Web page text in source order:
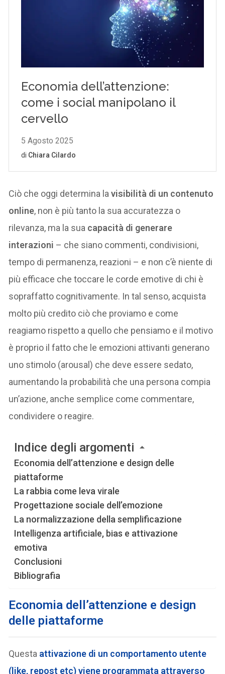
Ciò che oggi determina lavisibilità di un contenuto
online, non è più tanto la sua accuratezza o
rilevanza, ma la sua capacità di generare
interazioni – che siano commenti, condivisioni,
tempo di permanenza, reazioni – e non c’è niente di
più efficace che toccare le corde emotive di chi è
sopraffatto cognitivamente. In tal senso, acquista
molto più credito ciò che proviamo e come
reagiamo rispetto a quello che pensiamo e il motivo
è proprio il fatto che le emozioni attivanti generano
uno stimolo (arousal) che deve essere sedato,
aumentando la probabilità che una persona compia
un’azione, anche semplice come commentare,
condividere o reagire.
Indice degli argomenti
Economia dell’attenzione e design delle
piattaforme
La rabbia come leva virale
Progettazione sociale dell’emozione
La normalizzazione della semplificazione
Intelligenza artificiale, bias e attivazione
emotiva
Conclusioni
Bibliografia
Economia dell’attenzione e design
delle piattaforme
Questa attivazione di un comportamento utente
(like, repost etc) viene programmata attraverso